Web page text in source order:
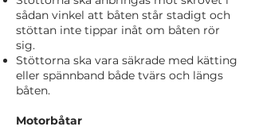
sådan vinkel att båten står stadigt och
stöttan inte tippar inåt om båten rör
sig.
Stöttorna ska vara säkrade med kätting
eller spännband både tvärs och längs
båten.
Motorbåtar